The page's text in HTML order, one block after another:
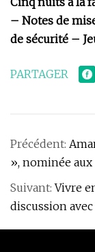
– Notes de
de sécurité –
PARTAGER
Précédent:
», nominée aux
Suivant:Vivre
discussion